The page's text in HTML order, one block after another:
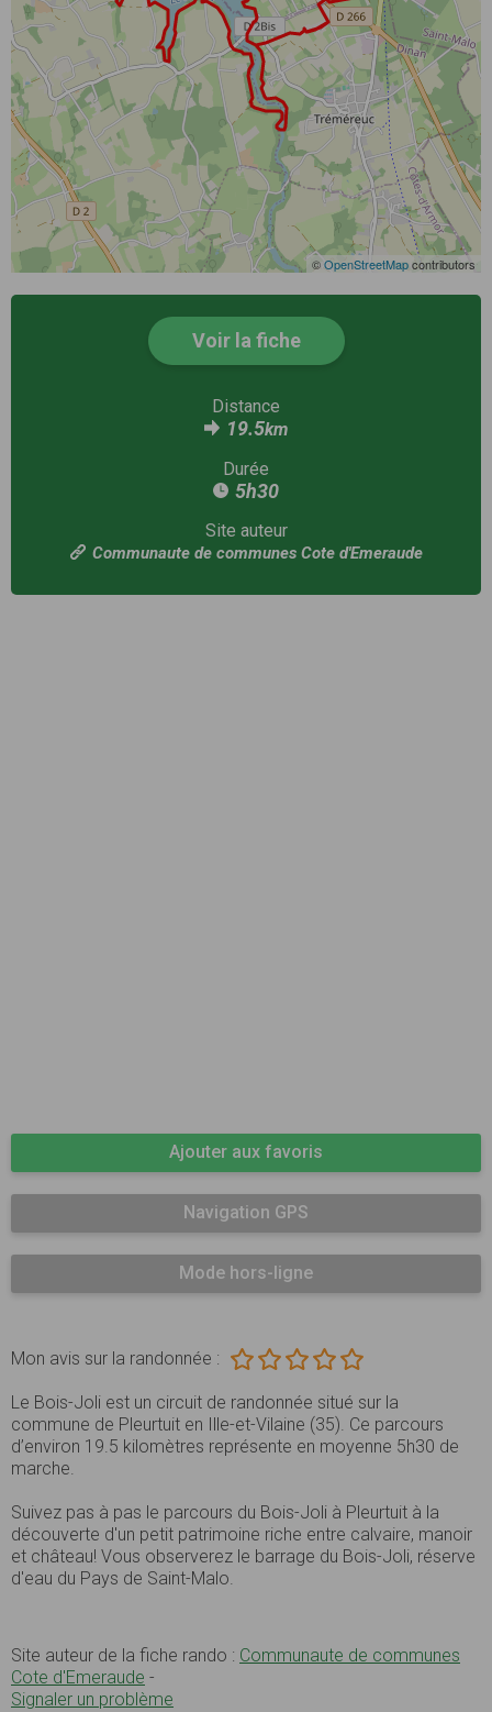
©OpenStreetMapcontributors
Voir la fiche
Distance
19.5km
Durée
5h30
Site auteur
Communaute de communes Cote d'Emeraude
Ajouter aux favoris
Navigation GPS
Mode hors-ligne
Mon avis sur la randonnée :
Le Bois-Joli est un circuit de randonnée situé sur la
commune de Pleurtuit en Ille-et-Vilaine (35). Ce parcours
d’environ 19.5 kilomètres représente en moyenne 5h30 de
marche.
Suivez pas à pas le parcours du Bois-Joli à Pleurtuit à la
découverte d'un petit patrimoine riche entre calvaire, manoir
et château! Vous observerez le barrage du Bois-Joli, réserve
d'eau du Pays de Saint-Malo.
Site auteur de la fiche rando : Communaute de communes
Cote d'Emeraude -
Signaler un problème